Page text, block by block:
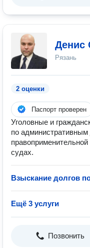
Денис
Рязань
2 оценки
Паспорт проверен
Уголовные и
по
судах.
Взыскание долгов
Ещё 3 услуги
Позвонить